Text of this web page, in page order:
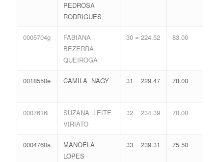
PEDROSA
RODRIGUES
0005704g
FABIANA
BEZERRA
QUEIROGA
30 = 224.52 83.00
0018550e CAMILA NAGY 31 = 229.47 78.00
0007616i
SUZANA LEITE
VIRIATO
32 = 234.39 70.00
0004760a
MANOELA
LOPES
33 = 239.31 75.50